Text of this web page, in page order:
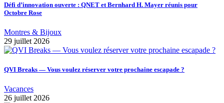
Défi d’innovation ouverte : QNET et Bernhard H. Mayer réunis pour
Octobre Rose
Montres & Bijoux
29 juillet 2026
QVI Breaks — Vous voulez réserver votre prochaine escapade ?
Vacances
26 juillet 2026